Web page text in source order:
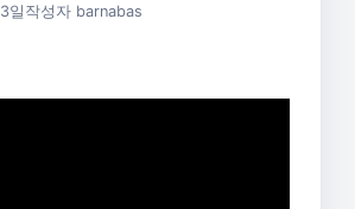
일 2025년 11월 18일
작성자 barnabas